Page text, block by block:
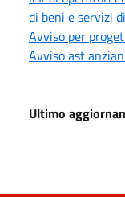
di beni e servizi
Avviso per
Avviso ast
Ultimo